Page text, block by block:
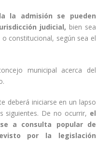
la admisión se pueden
judicial, bien sea
constitucional, según sea el
municipal acerca del
deberá iniciarse en un lapso
siguientes. De no ocurrir, el
a consulta popular de
por la legislación